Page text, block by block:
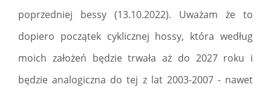
poprzedniej bessy (13.10.2022). Uważam że to
dopiero początek cyklicznej hossy, która według
moich założeń będzie trwała aż do 2027 roku i
będzie analogiczna do tej z lat 2003-2007 - nawet